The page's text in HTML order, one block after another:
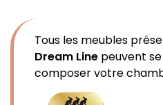
Tous les meubles
Dream Line peuvent
composer votre